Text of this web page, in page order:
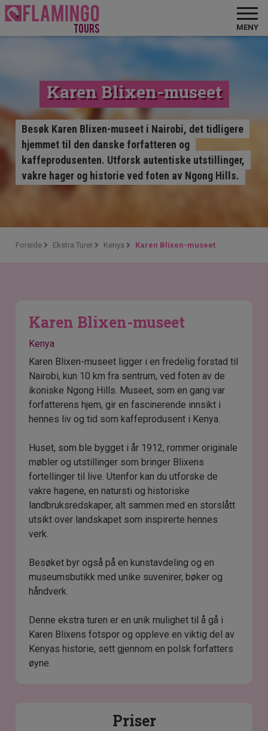
MENY
Karen Blixen-museet
Besøk Karen Blixen-museet i Nairobi, det tidligere
hjemmet til den danske forfatteren og
kaffeprodusenten. Utforsk autentiske utstillinger,
vakre hager og historie ved foten av Ngong Hills.
Forside Ekstra Turer Kenya Karen Blixen-museet
Karen Blixen-museet
Kenya
Karen Blixen-museet ligger i en fredelig forstad til
Nairobi, kun 10 km fra sentrum, ved foten av de
ikoniske Ngong Hills. Museet, som en gang var
forfatterens hjem, gir en fascinerende innsikt i
hennes liv og tid som kaffeprodusent i Kenya.
Huset, som ble bygget i år 1912, rommer originale
møbler og utstillinger som bringer Blixens
fortellinger til live. Utenfor kan du utforske de
vakre hagene, en natursti og historiske
landbruksredskaper, alt sammen med en storslått
utsikt over landskapet som inspirerte hennes
verk.
Besøket byr også på en kunstavdeling og en
museumsbutikk med unike suvenirer, bøker og
håndverk.
Denne ekstra turen er en unik mulighet til å gå i
Karen Blixens fotspor og oppleve en viktig del av
Kenyas historie, sett gjennom en polsk forfatters
øyne.
Priser